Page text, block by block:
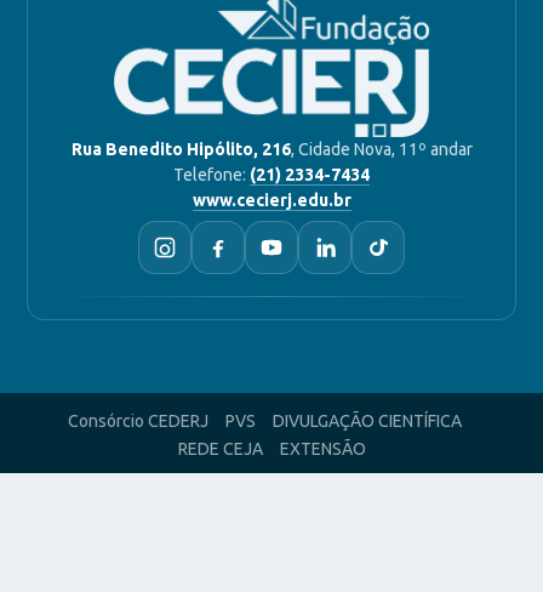
Rua Benedito Hipólito, 216, Cidade Nova, 11º andar
Telefone: (21) 2334-7434
www.cecierj.edu.br
Consórcio CEDERJ PVS
DIVULGAÇÃO CIENTÍFICA
REDE CEJA
EXTENSÃO